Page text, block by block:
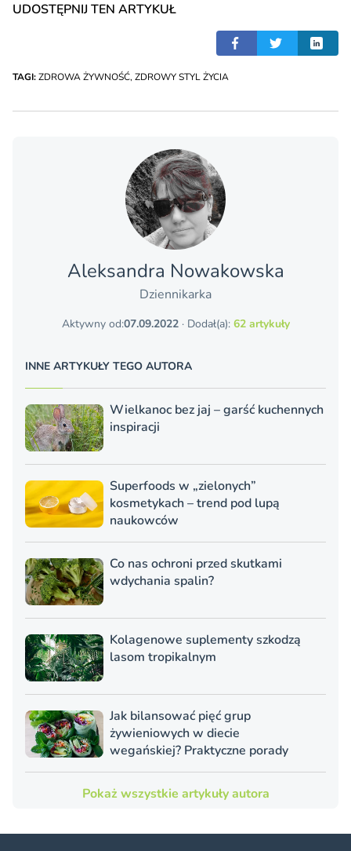
UDOSTĘPNIJ TEN ARTYKUŁ
TAGI:ZDROWA ŻYWNOŚĆ, ZDROWY STYL ŻYCIA
Aleksandra Nowakowska
Dziennikarka
Aktywny od:07.09.2022· Dodał(a): 62 artykuły
INNE ARTYKUŁY TEGO AUTORA
Wielkanoc bez jaj – garść kuchennych
inspiracji
Superfoods w „zielonych”
kosmetykach – trend pod lupą
naukowców
Co nas ochroni przed skutkami
wdychania spalin?
Kolagenowe suplementy szkodzą
lasom tropikalnym
Jak bilansować pięć grup
żywieniowych w diecie
wegańskiej? Praktyczne porady
Pokaż wszystkie artykuły autora